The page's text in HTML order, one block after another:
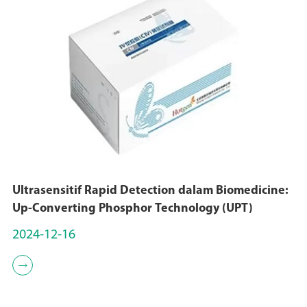
Ultrasensitif Rapid Detection dalam Biomedicine:
Up-Converting Phosphor Technology (UPT)
2024-12-16
